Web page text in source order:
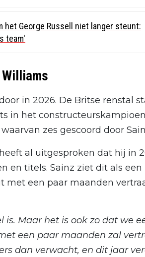
het George Russell niet langer steunt:
team'
in 2026. De Britse renstal
in het
zes gescoord door
al uitgesproken dat hij in
en titels. Sainz ziet dit als een
met een paar maanden
is. Maar het is ook zo dat we
een paar maanden zal
dan verwacht, en dit jaar